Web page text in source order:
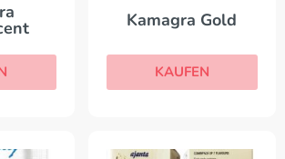
Kamagra Gold
KAUFEN